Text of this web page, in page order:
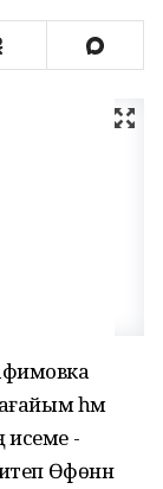
һәм
исеме -
Өфөнән